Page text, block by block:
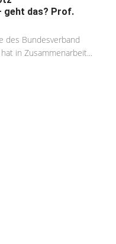
geht das? Prof.
des Bundesverband
in Zusammenarbeit...